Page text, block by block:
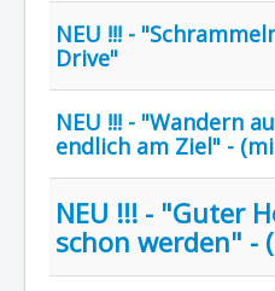
NEU !!! -
Drive"
NEU !!! - "Wandern
endlich am Ziel" -
NEU !!! - "Guter
schon werden" -